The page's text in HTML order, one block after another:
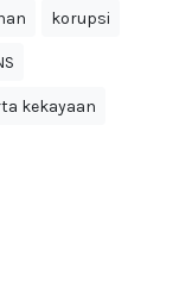
korupsi
kekayaan